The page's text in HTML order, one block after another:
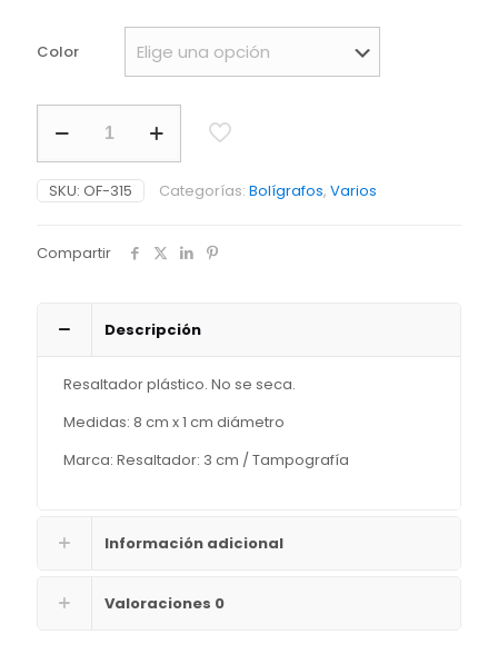
Color
Mágico
en
Cera
cantidad
SKU: OF-315 Categorías: Bolígrafos, Varios
Compartir
Descripción
Resaltador plástico. No se seca.
Medidas: 8 cm x 1 cm diámetro
Marca: Resaltador: 3 cm / Tampografía
Información adicional
Valoraciones 0